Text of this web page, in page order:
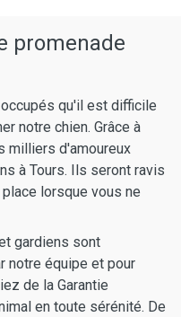
promenade
qu'il est difficile
notre chien. Grâce à
milliers d'amoureux
à Tours. Ils seront ravis
lorsque vous ne
gardiens sont
notre équipe et pour
de la Garantie
en toute sérénité. De